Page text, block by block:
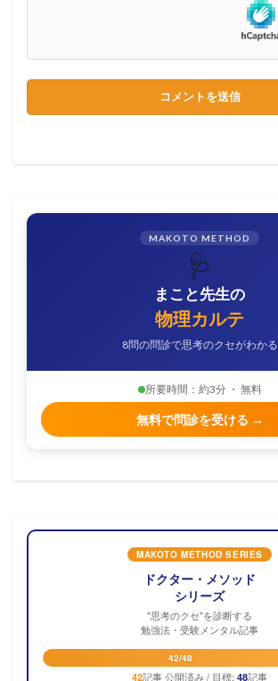
MAKOTO METHOD
🩺
まこと先生の
物理カルテ
8問の問診で思考のクセがわかる
所要時間：約3分 ・ 無料
無料で問診を受ける →
MAKOTO METHOD SERIES
ドクター・メソッド
シリーズ
"思考のクセ"を診断する
勉強法・受験メンタル記事
42/48
42記事 公開済み / 目標: 48記事